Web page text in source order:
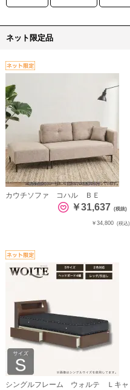
ネット限定品
カウチソファ コハル ＢＥ
￥31,637 (税抜)
￥34,800 (税込)
シングルフレーム ウォルテ Ｌキャ